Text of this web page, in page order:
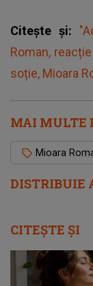
DISTRIBUIE
Citește și:
Roman,
soție, Mioara
MAI MULTE
Mioara
CITEȘTE ȘI